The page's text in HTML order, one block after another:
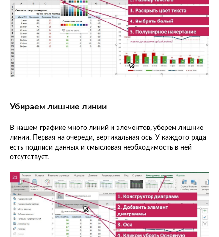
Убираем лишние линии
В нашем графике много линий и элементов, уберем лишние
линии. Первая на очереди, вертикальная ось. У каждого ряда
есть подписи данных и смысловая необходимость в ней
отсутствует.